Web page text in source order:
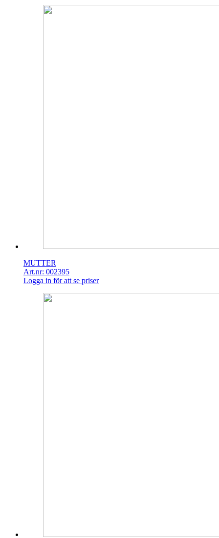
MUTTER
Art.nr: 002395
Logga in för att se priser